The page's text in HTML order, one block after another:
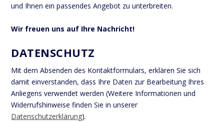
und Ihnen ein passendes Angebot zu unterbreiten.
Wir freuen uns auf Ihre Nachricht!
DATENSCHUTZ
Mit dem Absenden des Kontaktformulars, erklären Sie sich
damit einverstanden, dass Ihre Daten zur Bearbeitung Ihres
Anliegens verwendet werden (Weitere Informationen und
Widerrufshinweise finden Sie in unserer
Datenschutzerklärung).